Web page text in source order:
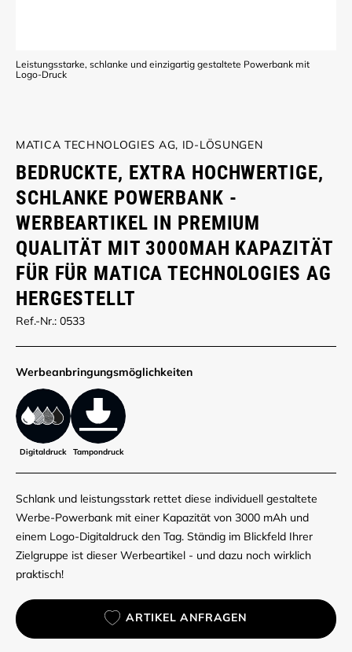
Leistungsstarke, schlanke und einzigartig gestaltete Powerbank mit
Logo-Druck
MATICA TECHNOLOGIES AG, ID-LÖSUNGEN
BEDRUCKTE, EXTRA HOCHWERTIGE,
SCHLANKE POWERBANK -
WERBEARTIKEL IN PREMIUM
QUALITÄT MIT 3000MAH KAPAZITÄT
FÜR FÜR MATICA TECHNOLOGIES AG
HERGESTELLT
Ref.-Nr.: 0533
Werbe­anbringungs­möglich­keiten
Digitaldruck Tampondruck
Schlank und leistungsstark rettet diese individuell gestaltete
Werbe-Powerbank mit einer Kapazität von 3000 mAh und
einem Logo-Digitaldruck den Tag. Ständig im Blickfeld Ihrer
Zielgruppe ist dieser Werbeartikel - und dazu noch wirklich
praktisch!
ARTIKEL ANFRAGEN